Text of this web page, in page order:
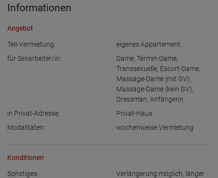
Informationen
Angebot
Teil-Vermietung:
eigenes Appartement
für Sexarbeiter/in:
Dame, Termin-Dame,
Transsexuelle, Escort-Dame,
Massage-Dame (mit GV),
Massage-Dame (kein GV),
Dressman, Anfängerin
in Privat-Adresse:
Privat-Haus
Modalitäten:
wochenweise Vermietung
Konditionen
Sonstiges: Verlängerung möglich, länger